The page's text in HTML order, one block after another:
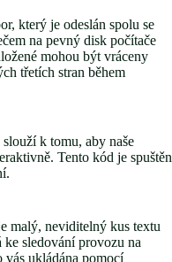
který je odeslán spolu se
na pevný disk počítače
mohou být vráceny
třetích stran během
k tomu, aby naše
Tento kód je spuštěn
malý, neviditelný kus textu
sledování provozu na
vás ukládána pomocí